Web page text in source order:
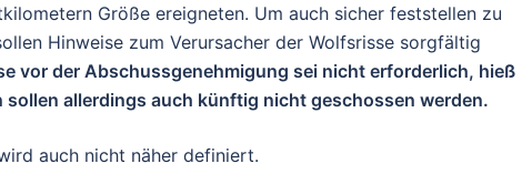
Größe ereigneten. Um auch sicher feststellen zu
Hinweise zum Verursacher der Wolfsrisse sorgfältig
vor der Abschussgenehmigung sei nicht erforderlich, hieß
allerdings auch künftig nicht geschossen werden.
auch nicht näher definiert.